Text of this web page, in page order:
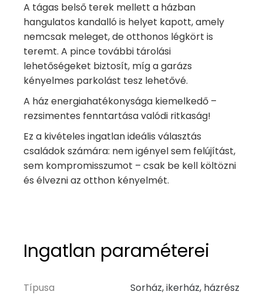
A tágas belső terek mellett a házban
hangulatos kandalló is helyet kapott, amely
nemcsak meleget, de otthonos légkört is
teremt. A pince további tárolási
lehetőségeket biztosít, míg a garázs
kényelmes parkolást tesz lehetővé.
A ház energiahatékonysága kiemelkedő –
rezsimentes fenntartása valódi ritkaság!
Ez a kivételes ingatlan ideális választás
családok számára: nem igényel sem felújítást,
sem kompromisszumot – csak be kell költözni
és élvezni az otthon kényelmét.
Ingatlan paraméterei
Típusa Sorház, ikerház, házrész